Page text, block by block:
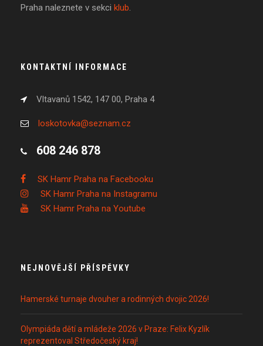
Praha naleznete v sekci klub.
KONTAKTNÍ INFORMACE
Vltavanů 1542, 147 00, Praha 4
loskotovka@seznam.cz
608 246 878
SK Hamr Praha na Facebooku
SK Hamr Praha na Instagramu
SK Hamr Praha na Youtube
NEJNOVĚJŠÍ PŘÍSPĚVKY
Hamerské turnaje dvouher a rodinných dvojic 2026!
Olympiáda dětí a mládeže 2026 v Praze: Felix Kyzlík
reprezentoval Středočeský kraj!